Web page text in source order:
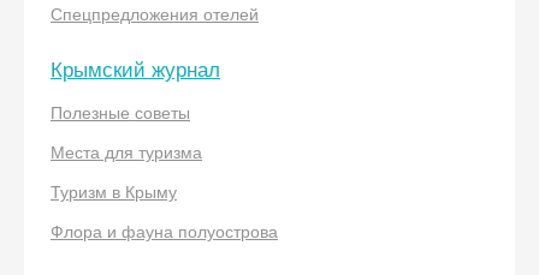
Спецпредложения отелей
Крымский журнал
Полезные советы
Места для туризма
Туризм в Крыму
Флора и фауна полуострова
Скидка −5%
Хочешь дешевле? Оставь почту и получи
промокод на первое бронирование!